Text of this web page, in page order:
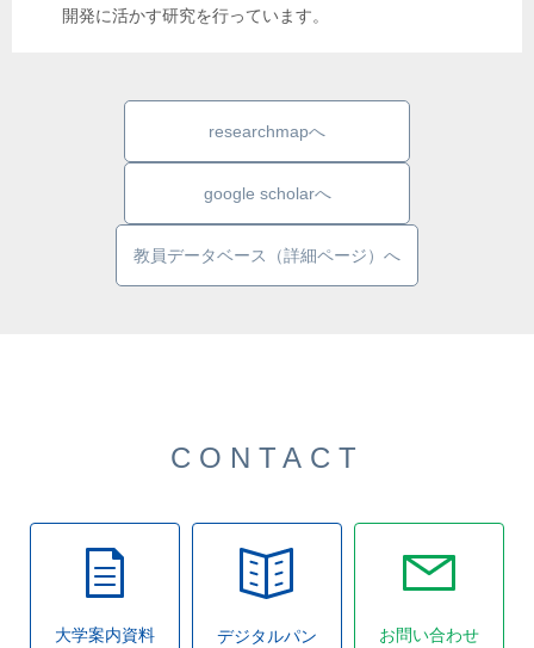
開発に活かす研究を行っています。
researchmapへ
google scholarへ
教員データベース（詳細ページ）へ
CONTACT
大学案内資料
デジタルパン
お問い合わせ